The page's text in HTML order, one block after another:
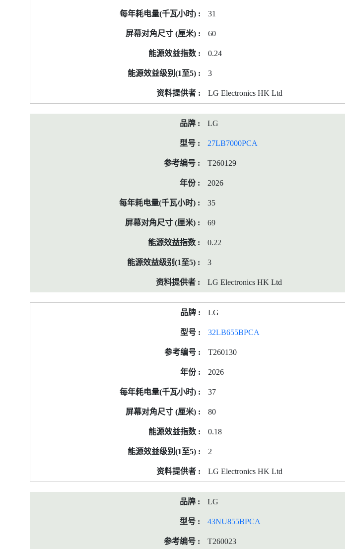
31
60
0.24
3
LG Electronics HK Ltd
LG
27LB7000PCA
T260129
2026
35
69
0.22
3
LG Electronics HK Ltd
LG
32LB655BPCA
T260130
2026
37
80
0.18
2
LG Electronics HK Ltd
LG
43NU855BPCA
T260023